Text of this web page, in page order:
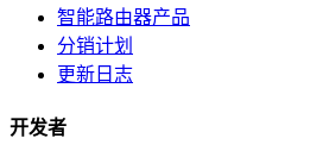
智能路由器产品
分销计划
更新日志
开发者